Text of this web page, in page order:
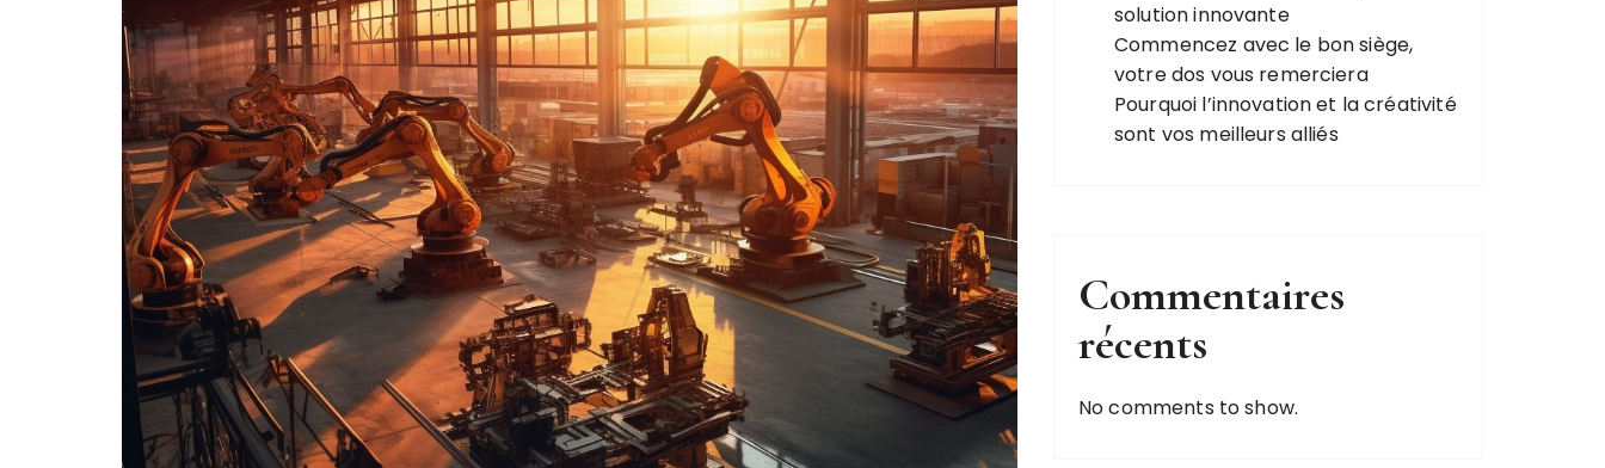
solution innovante
Commencez avec le bon siège,
votre dos vous remerciera
Pourquoi l’innovation et la créativité
sont vos meilleurs alliés
Commentaires
récents
No comments to show.